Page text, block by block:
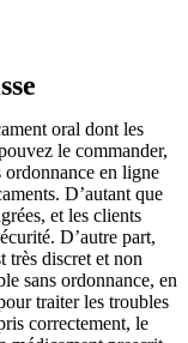
oral dont les
le commander,
ordonnance en ligne
D’autant que
et les clients
D’autre part,
très discret et non
sans ordonnance, en
traiter les troubles
correctement, le